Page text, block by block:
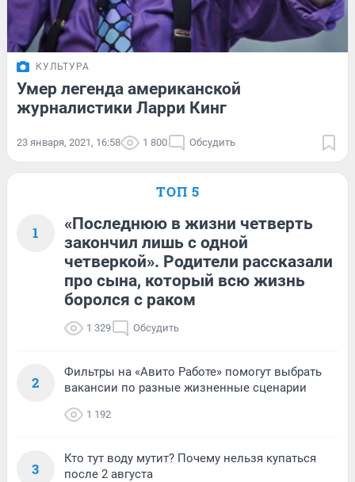
КУЛЬТУРА
Умер легенда американской
журналистики Ларри Кинг
23 января, 2021, 16:58 1 800 Обсудить
ТОП 5
1
«Последнюю в жизни четверть
закончил лишь с одной
четверкой». Родители рассказали
про сына, который всю жизнь
боролся с раком
1 329 Обсудить
2
Фильтры на «Авито Работе» помогут выбрать
вакансии по разные жизненные сценарии
1 192
3
Кто тут воду мутит? Почему нельзя купаться
после 2 августа